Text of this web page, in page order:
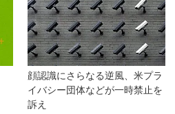
顔認識にさらなる逆風、米プラ
イバシー団体などが一時禁止を
訴え